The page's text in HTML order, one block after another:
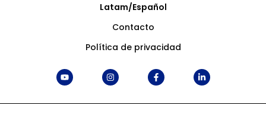
Latam/Español
Contacto
Política de privacidad